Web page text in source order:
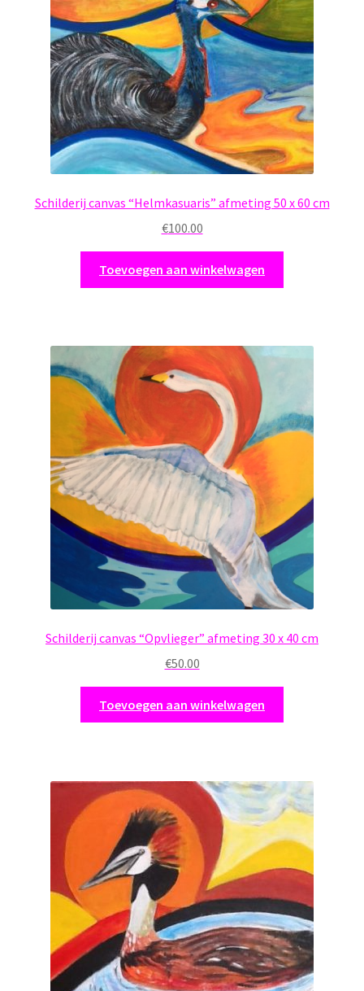
Schilderij canvas “Helmkasuaris” afmeting 50 x 60 cm
€100.00
Toevoegen aan winkelwagen
Schilderij canvas “Opvlieger” afmeting 30 x 40 cm
€50.00
Toevoegen aan winkelwagen